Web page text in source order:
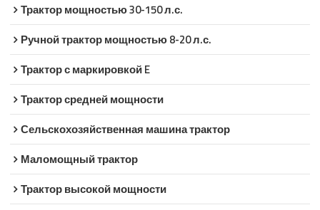
Трактор мощностью 30-150 л.с.
Ручной трактор мощностью 8-20 л.с.
Трактор с маркировкой E
Трактор средней мощности
Сельскохозяйственная машина трактор
Маломощный трактор
Трактор высокой мощности